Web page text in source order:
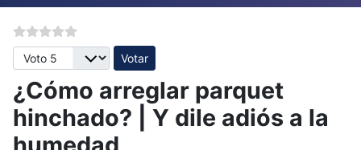
Por favor, vote
¿Cómo arreglar parquet
hinchado? | Y dile adiós a la